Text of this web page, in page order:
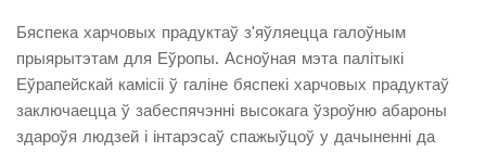
Бяспека харчовых прадуктаў з'яўляецца галоўным
прыярытэтам для Еўропы. Асноўная мэта палітыкі
Еўрапейскай камісіі ў галіне бяспекі харчовых прадуктаў
заключаецца ў забеспячэнні высокага ўзроўню абароны
здароўя людзей і інтарэсаў спажыўцоў у дачыненні да